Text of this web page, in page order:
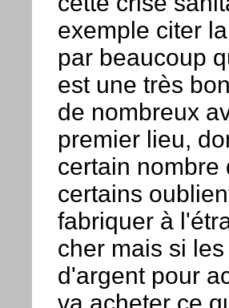
exemple citer
par beaucoup
est une très
de nombreux
premier lieu,
certain nombre
certains
fabriquer à
cher mais si
d'argent pour